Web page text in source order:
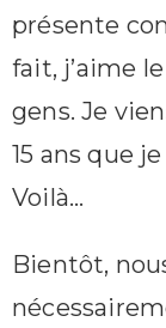
présente
fait, j’aime
gens. Je
15 ans que
Voilà…
Bientôt,